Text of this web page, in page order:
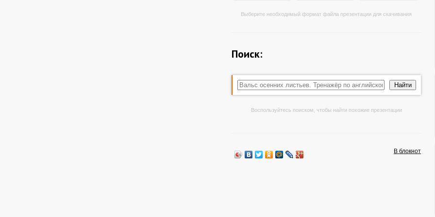
Выберите необходимый формат файла презентации для скачивания
Поиск:
Воспользуйтесь поиском, чтобы найти похожие презентации
В блокнот